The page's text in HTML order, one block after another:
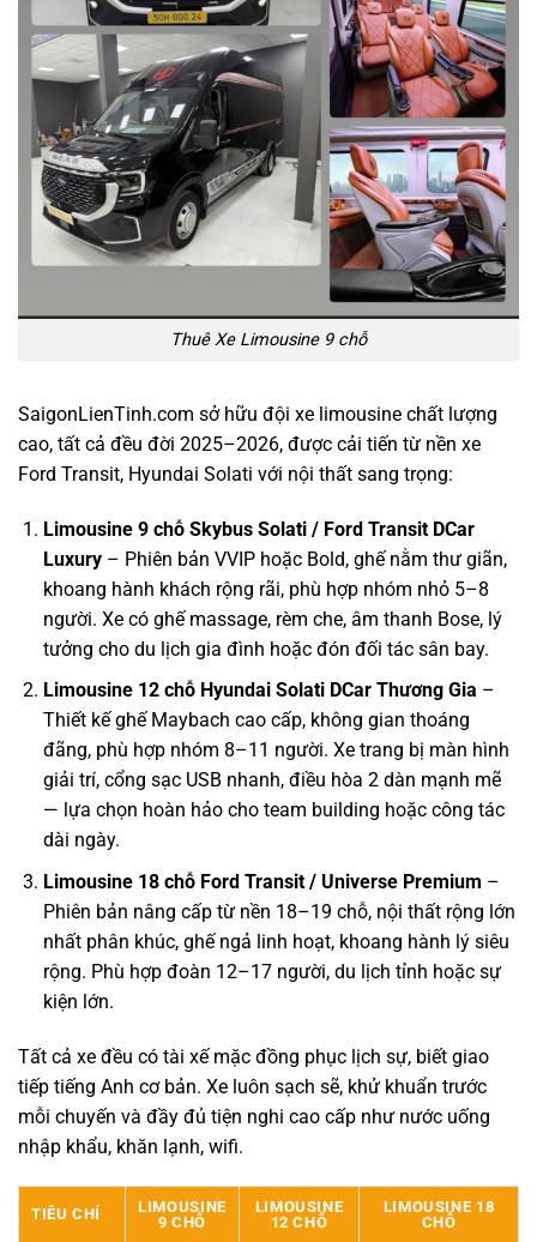
Thuê Xe Limousine 9 chỗ
SaigonLienTinh.com sở hữu đội xe limousine chất lượng
cao, tất cả đều đời 2025–2026, được cải tiến từ nền xe
Ford Transit, Hyundai Solati với nội thất sang trọng:
Limousine 9 chỗ Skybus Solati / Ford Transit DCar
Luxury– Phiên bản VVIP hoặc Bold, ghế nằm thư giãn,
khoang hành khách rộng rãi, phù hợp nhóm nhỏ 5–8
người. Xe có ghế massage, rèm che, âm thanh Bose, lý
tưởng cho du lịch gia đình hoặc đón đối tác sân bay.
Limousine 12 chỗ Hyundai Solati DCar Thương Gia –
Thiết kế ghế Maybach cao cấp, không gian thoáng
đãng, phù hợp nhóm 8–11 người. Xe trang bị màn hình
giải trí, cổng sạc USB nhanh, điều hòa 2 dàn mạnh mẽ
— lựa chọn hoàn hảo cho team building hoặc công tác
dài ngày.
Limousine 18 chỗ Ford Transit / Universe Premium –
Phiên bản nâng cấp từ nền 18–19 chỗ, nội thất rộng lớn
nhất phân khúc, ghế ngả linh hoạt, khoang hành lý siêu
rộng. Phù hợp đoàn 12–17 người, du lịch tỉnh hoặc sự
kiện lớn.
Tất cả xe đều có tài xế mặc đồng phục lịch sự, biết giao
tiếp tiếng Anh cơ bản. Xe luôn sạch sẽ, khử khuẩn trước
mỗi chuyến và đầy đủ tiện nghi cao cấp như nước uống
nhập khẩu, khăn lạnh, wifi.
TIÊU CHÍ
LIMOUSINE
9 CHỖ
LIMOUSINE
12 CHỖ
LIMOUSINE 18
CHỖ